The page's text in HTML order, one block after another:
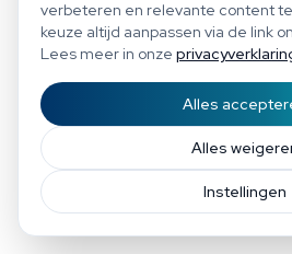
Bespaar tot €1.200 per jaar
Gratis scan of plan direct een afspraak
verbeteren en relevante content
keuze altijd aanpassen via de link
Lees meer in onze
Instellingen
Alles
Alles